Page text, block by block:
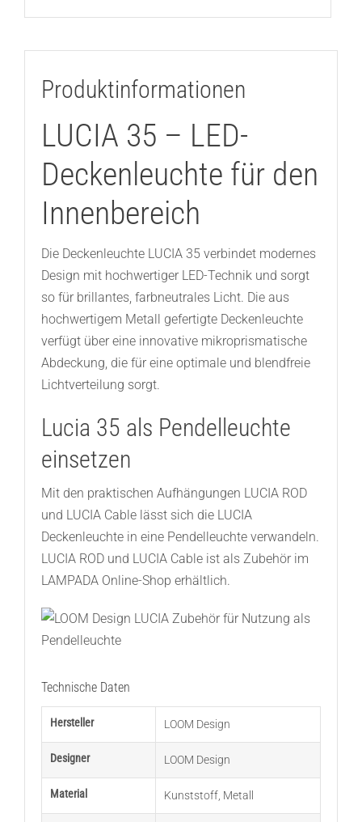
Produktinformationen
LUCIA 35 – LED-
Deckenleuchte für den
Innenbereich
Die Deckenleuchte LUCIA 35 verbindet modernes
Design mit hochwertiger LED-Technik und sorgt
so für brillantes, farbneutrales Licht. Die aus
hochwertigem Metall gefertigte Deckenleuchte
verfügt über eine innovative mikroprismatische
Abdeckung, die für eine optimale und blendfreie
Lichtverteilung sorgt.
Lucia 35 als Pendelleuchte
einsetzen
Mit den praktischen Aufhängungen LUCIA ROD
und LUCIA Cable lässt sich die LUCIA
Deckenleuchte in eine Pendelleuchte verwandeln.
LUCIA ROD und LUCIA Cable ist als Zubehör im
LAMPADA Online-Shop erhältlich.
Technische Daten
Hersteller LOOM Design
Designer LOOM Design
Material Kunststoff, Metall